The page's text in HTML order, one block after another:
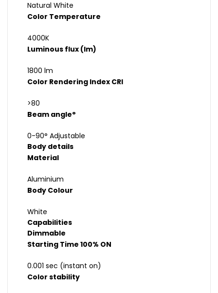
Natural White
Color Temperature
4000K
Luminous flux (lm)
1800 lm
Color Rendering Index CRI
>80
Beam angle°
0-90° Adjustable
Body details
Material
Aluminium
Body Colour
White
Capabilities
Dimmable
Starting Time 100% ON
0.001 sec (instant on)
Color stability